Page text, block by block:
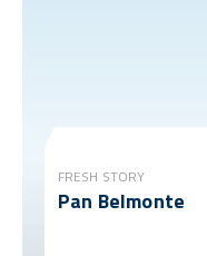
FRESH STORY
Pan Belmonte